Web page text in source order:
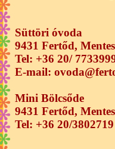
Süttöri óvoda
9431 Fertőd,
Tel: +36 20/
E-mail:
Mini Bölcsőde
9431 Fertőd,
Tel: +36 20/3802719